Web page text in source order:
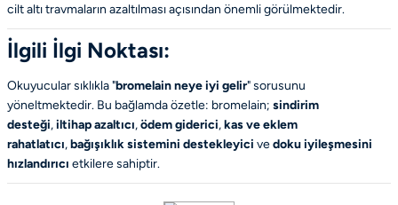
cilt altı travmaların azaltılması açısından önemli görülmektedir.
İlgili İlgi Noktası:
Okuyucular sıklıkla "bromelain neye iyi gelir" sorusunu
yöneltmektedir. Bu bağlamda özetle: bromelain; sindirim
desteği,iltihap azaltıcı,ödem giderici,kas ve eklem
rahatlatıcı,bağışıklık sistemini destekleyici vedoku iyileşmesini
hızlandırıcı etkilere sahiptir.